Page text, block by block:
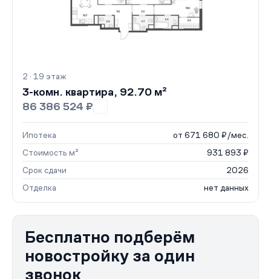
2 · 19 этаж
3-комн. квартира, 92.70 м²
86 386 524 ₽
Ипотека
от 671 680 ₽/мес.
Стоимость м²
931 893 ₽
Срок сдачи
2026
Отделка
нет данных
Бесплатно подберём
новостройку за один
звонок